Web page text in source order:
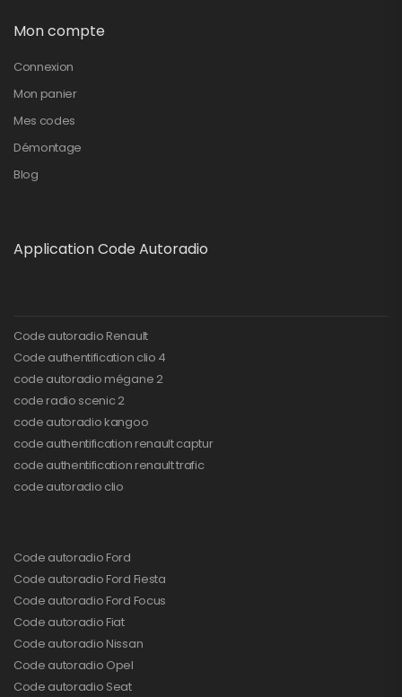
Mon compte
Connexion
Mon panier
Mes codes
Démontage
Blog
Application Code Autoradio
Code autoradio Renault
Code authentification clio 4
code autoradio mégane 2
code radio scenic 2
code autoradio kangoo
code authentification renault captur
code authentification renault trafic
code autoradio clio
Code autoradio Ford
Code autoradio Ford Fiesta
Code autoradio Ford Focus
Code autoradio Fiat
Code autoradio Nissan
Code autoradio Opel
Code autoradio Seat